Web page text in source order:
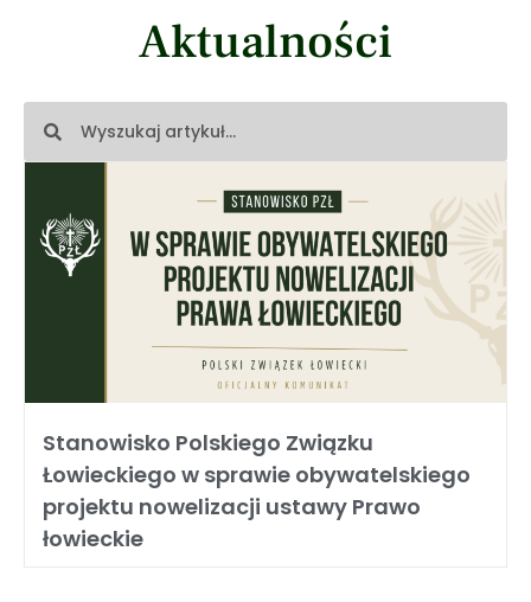
Aktualności
Stanowisko Polskiego Związku
Łowieckiego w sprawie obywatelskiego
projektu nowelizacji ustawy Prawo
łowieckie